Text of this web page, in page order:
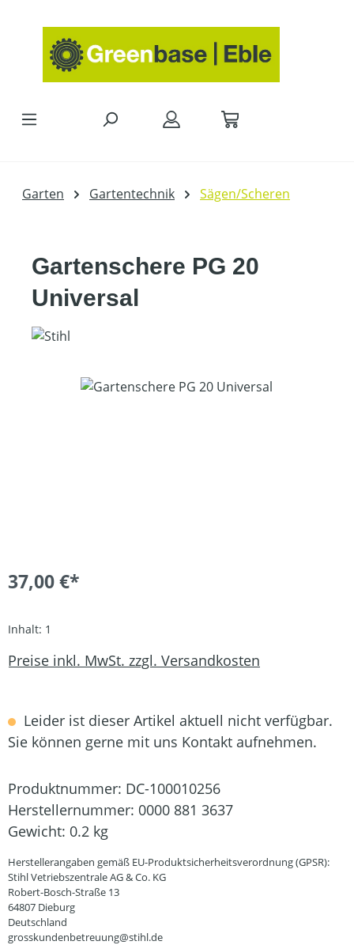
Garten Gartentechnik Sägen/Scheren
Gartenschere PG 20
Universal
Bildergalerie überspringen
37,00 €*
Inhalt: 1
Preise inkl. MwSt. zzgl. Versandkosten
Leider ist dieser Artikel aktuell nicht verfügbar.
Sie können gerne mit uns Kontakt aufnehmen.
Produktnummer: DC-100010256
Herstellernummer: 0000 881 3637
Gewicht: 0.2 kg
Herstellerangaben gemäß EU-Produktsicherheitsverordnung (GPSR):
Stihl Vetriebszentrale AG & Co. KG
Robert-Bosch-Straße 13
64807 Dieburg
Deutschland
grosskundenbetreuung@stihl.de